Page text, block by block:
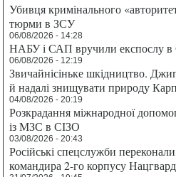
Убивця кримінального
тюрми в ЗСУ
06/08/2026 - 14:28
НАБУ і САП вручили експослу в
06/08/2026 - 12:19
Звичайнісіньке шкідництво.
й надалі знищувати природу
04/08/2026 - 20:19
Розкрадання міжнародної
із МЗС в СІЗО
03/08/2026 - 20:43
Російські спецслужби
командира 2-го корпусу